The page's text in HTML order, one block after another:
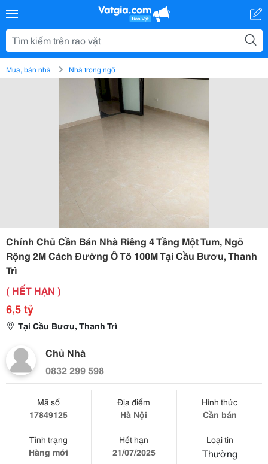
Mua, bán nhà Nhà trong ngõ
Chính Chủ Cần Bán Nhà Riêng 4 Tầng Một Tum, Ngõ
Rộng 2M Cách Đường Ô Tô 100M Tại Cầu Bươu, Thanh
Trì
( HẾT HẠN )
6,5 tỷ
Tại Cầu Bươu, Thanh Trì
Chủ Nhà
0832 299 598
Mã số
17849125
Địa điểm
Hà Nội
Hình thức
Cần bán
Tình trạng
Hàng mới
Hết hạn
21/07/2025
Loại tin
Thường